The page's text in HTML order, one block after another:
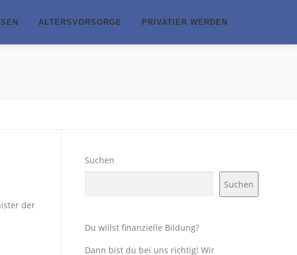
ALTERSVORSORGE PRIVATIER WERDEN
der
Suchen
Suchen
Du willst finanzielle Bildung?
Dann bist du bei uns richtig! Wir